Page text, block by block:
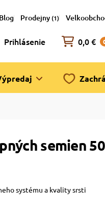
Blog Prodejny (1)
Prihlásenie 0,0 €
semien
systému a kvality srsti